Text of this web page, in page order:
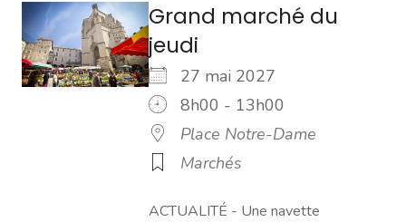
Grand marché du
jeudi
27 mai 2027
8h00 - 13h00
Place Notre-Dame
Marchés
ACTUALITÉ - Une navette